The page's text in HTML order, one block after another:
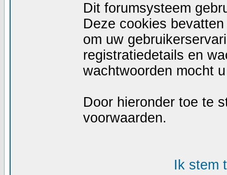
Dit forumsysteem
Deze cookies
om uw
registratiedetails en
wachtwoorden mocht
Door hieronder toe te
voorwaarden.
Ik stem